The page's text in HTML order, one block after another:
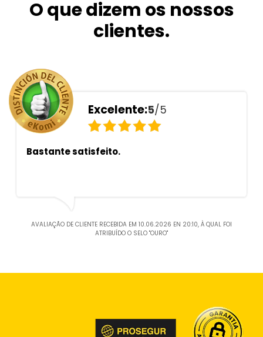
O que dizem os nossos
clientes.
Excelente:5/5
Bastante satisfeito.
AVALIAÇÃO DE CLIENTE RECEBIDA EM 10.06.2026 EN 20:10, À QUAL FOI
ATRIBUÍDO O SELO "OURO"